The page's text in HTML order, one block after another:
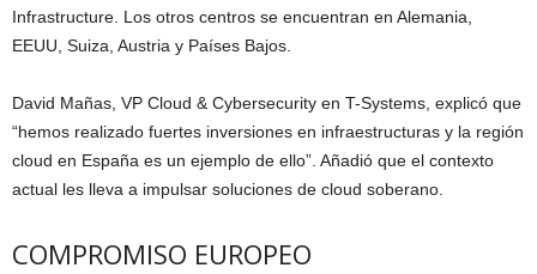
Infrastructure. Los otros centros se encuentran en Alemania,
EEUU, Suiza, Austria y Países Bajos.
David Mañas, VP Cloud & Cybersecurity en T-Systems, explicó que
“hemos realizado fuertes inversiones en infraestructuras y la región
cloud en España es un ejemplo de ello”. Añadió que el contexto
actual les lleva a impulsar soluciones de cloud soberano.
COMPROMISO EUROPEO